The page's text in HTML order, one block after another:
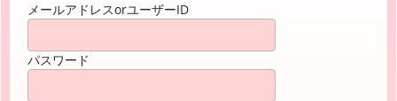
メールアドレスorユーザーID
パスワード